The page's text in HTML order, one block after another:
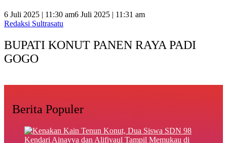
6 Juli 2025 | 11:30 am6 Juli 2025 | 11:31 am
Redaksi Sultrasatu
BUPATI KONUT PANEN RAYA PADI
GOGO
Berita Populer